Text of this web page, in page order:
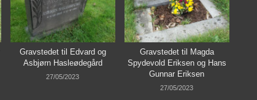
Gravstedet til Edvard og
Asbjørn Hasleødegård
27/05/2023
Gravstedet til Magda
Spydevold Eriksen og Hans
Gunnar Eriksen
27/05/2023